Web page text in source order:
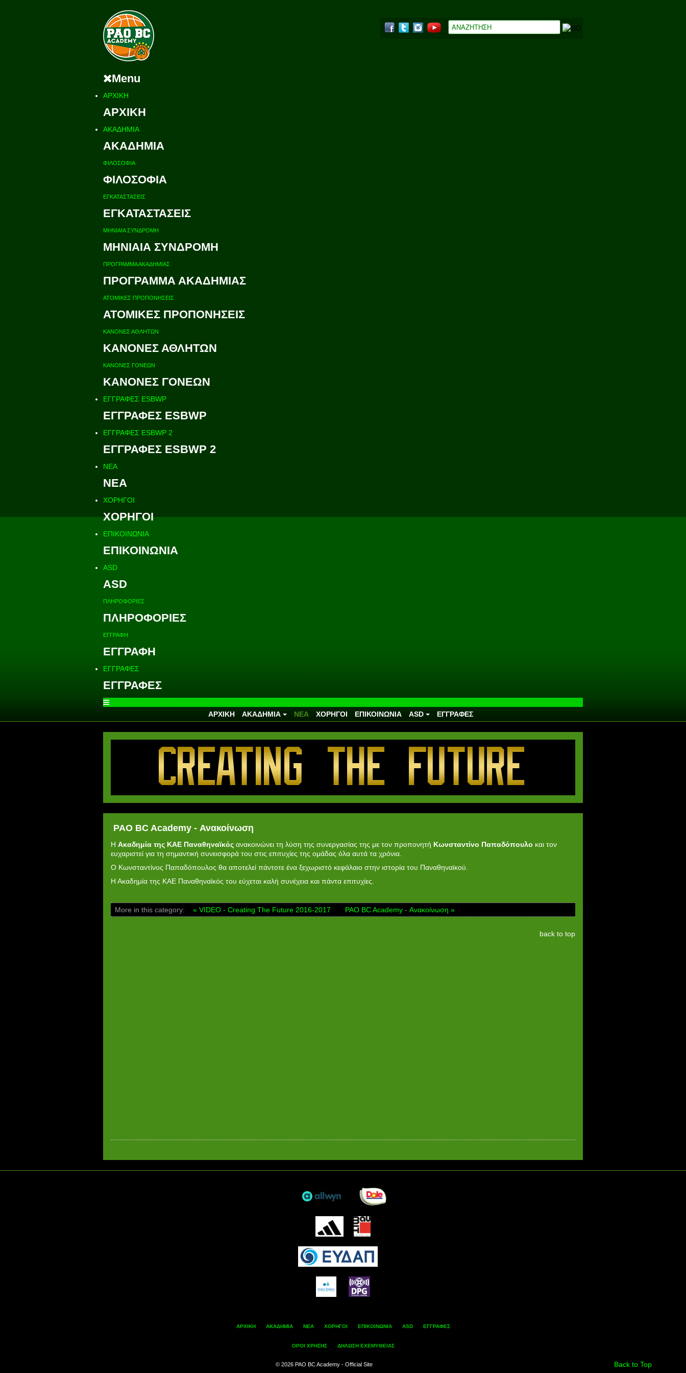
Menu
ΑΡΧΙΚΗ
ΑΡΧΙΚΗ
ΑΚΑΔΗΜΙΑ
ΑΚΑΔΗΜΙΑ
ΦΙΛΟΣΟΦΙΑ
ΦΙΛΟΣΟΦΙΑ
ΕΓΚΑΤΑΣΤΑΣΕΙΣ
ΕΓΚΑΤΑΣΤΑΣΕΙΣ
ΜΗΝΙΑΙΑ ΣΥΝΔΡΟΜΗ
ΜΗΝΙΑΙΑ ΣΥΝΔΡΟΜΗ
ΠΡΟΓΡΑΜΜΑ ΑΚΑΔΗΜΙΑΣ
ΠΡΟΓΡΑΜΜΑ ΑΚΑΔΗΜΙΑΣ
ΑΤΟΜΙΚΕΣ ΠΡΟΠΟΝΗΣΕΙΣ
ΑΤΟΜΙΚΕΣ ΠΡΟΠΟΝΗΣΕΙΣ
ΚΑΝΟΝΕΣ ΑΘΛΗΤΩΝ
ΚΑΝΟΝΕΣ ΑΘΛΗΤΩΝ
ΚΑΝΟΝΕΣ ΓΟΝΕΩΝ
ΚΑΝΟΝΕΣ ΓΟΝΕΩΝ
ΕΓΓΡΑΦΕΣ ESBWP
ΕΓΓΡΑΦΕΣ ESBWP
ΕΓΓΡΑΦΕΣ ESBWP 2
ΕΓΓΡΑΦΕΣ ESBWP 2
ΝΕΑ
ΝΕΑ
ΧΟΡΗΓΟΙ
ΧΟΡΗΓΟΙ
ΕΠΙΚΟΙΝΩΝΙΑ
ΕΠΙΚΟΙΝΩΝΙΑ
ASD
ASD
ΠΛΗΡΟΦΟΡΙΕΣ
ΠΛΗΡΟΦΟΡΙΕΣ
ΕΓΓΡΑΦΗ
ΕΓΓΡΑΦΗ
ΕΓΓΡΑΦΕΣ
ΕΓΓΡΑΦΕΣ
ΑΡΧΙΚΗ ΑΚΑΔΗΜΙΑ ΝΕΑ ΧΟΡΗΓΟΙ ΕΠΙΚΟΙΝΩΝΙΑ ASD ΕΓΓΡΑΦΕΣ
PAO BC Academy - Ανακοίνωση
Η Ακαδημία της ΚΑΕ Παναθηναϊκός ανακοινώνει τη λύση της συνεργασίας της με τον προπονητή Κωνσταντίνο Παπαδόπουλο και τον
ευχαριστεί για τη σημαντική συνεισφορά του στις επιτυχίες της ομάδας όλα αυτά τα χρόνια.
Ο Κωνσταντίνος Παπαδόπουλος θα αποτελεί πάντοτε ένα ξεχωριστό κεφάλαιο στην ιστορία του Παναθηναϊκού.
Η Ακαδημία της ΚΑΕ Παναθηναϊκός του εύχεται καλή συνέχεια και πάντα επιτυχίες.
More in this category: « VIDEO - Creating The Future 2016-2017 PAO BC Academy - Ανακοίνωση »
back to top
ΑΡΧΙΚΗ ΑΚΑΔΗΜΙΑ ΝΕΑ ΧΟΡΗΓΟΙ ΕΠΙΚΟΙΝΩΝΙΑ ASD ΕΓΓΡΑΦΕΣ
ΟΡΟΙ ΧΡΗΣΗΣ ΔΗΛΩΣΗ ΕΧΕΜΥΘΕΙΑΣ
Back to Top
© 2026 PAO BC Academy - Official Site